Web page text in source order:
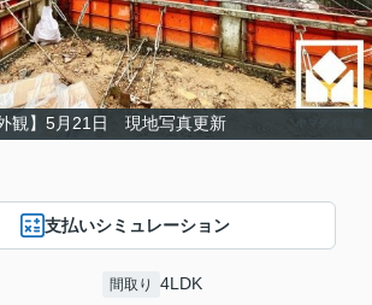
外観】5月21日 現地写真更新
支払いシミュレーション
間取り 4LDK